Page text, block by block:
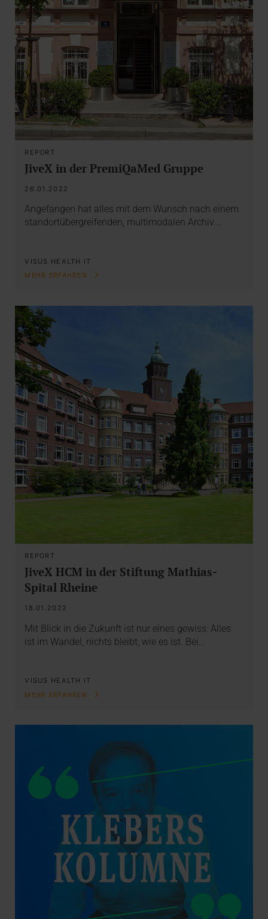
REPORT
JiveX in der PremiQaMed Gruppe
26.01.2022
Angefangen hat alles mit dem Wunsch nach einem
standortübergreifenden, multimodalen Archiv.…
VISUS HEALTH IT
MEHR ERFAHREN
REPORT
JiveX HCM in der Stiftung Mathias-
Spital Rheine
18.01.2022
Mit Blick in die Zukunft ist nur eines gewiss: Alles
ist im Wandel, nichts bleibt, wie es ist. Bei…
VISUS HEALTH IT
MEHR ERFAHREN